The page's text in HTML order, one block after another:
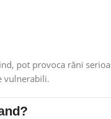
pot provoca răni
vulnerabili.